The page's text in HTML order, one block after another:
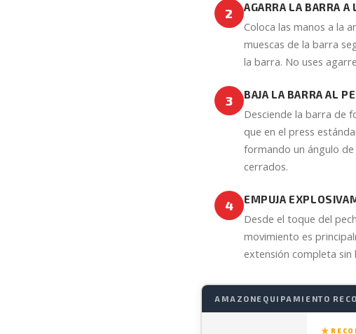
2 AGARRA LA BARRA
Coloca las manos a la
muescas de la barra
la barra. No uses
3 BAJA LA BARRA AL
Desciende la barra de
que en el press
formando un ángulo
cerrados.
4 EMPUJA
Desde el toque del
movimiento es
extensión completa
AMAZONEQUIPAMIENTO